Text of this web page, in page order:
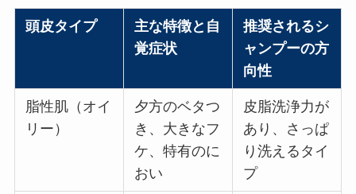
頭皮タイプ
主な特徴と自
覚症状
推奨されるシ
ャンプーの方
向性
脂性肌（オイ
リー）
夕方のベタつ
き、大きなフ
ケ、特有のに
おい
皮脂洗浄力が
あり、さっぱ
り洗えるタイ
プ